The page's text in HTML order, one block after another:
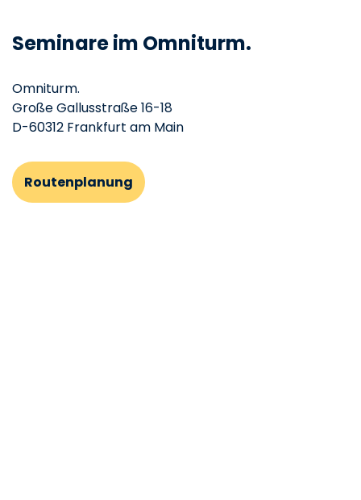
Seminare im Omniturm.
Omniturm.
Große Gallusstraße 16-18
D-60312 Frankfurt am Main
Routenplanung